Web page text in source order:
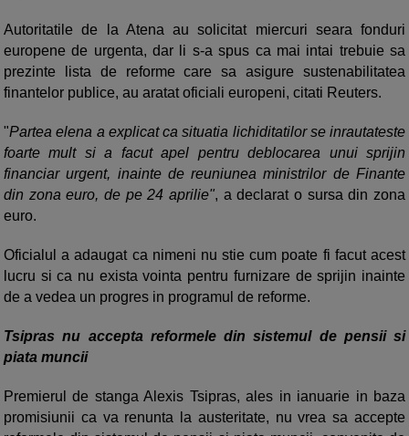
Autoritatile de la Atena au solicitat miercuri seara fonduri
europene de urgenta, dar li s-a spus ca mai intai trebuie sa
prezinte lista de reforme care sa asigure sustenabilitatea
finantelor publice, au aratat oficiali europeni, citati Reuters.
"Partea elena a explicat ca situatia lichiditatilor se inrautateste
foarte mult si a facut apel pentru deblocarea unui sprijin
financiar urgent, inainte de reuniunea ministrilor de Finante
din zona euro, de pe 24 aprilie", a declarat o sursa din zona
euro.
Oficialul a adaugat ca nimeni nu stie cum poate fi facut acest
lucru si ca nu exista vointa pentru furnizare de sprijin inainte
de a vedea un progres in programul de reforme.
Tsipras nu accepta reformele din sistemul de pensii si
piata muncii
Premierul de stanga Alexis Tsipras, ales in ianuarie in baza
promisiunii ca va renunta la austeritate, nu vrea sa accepte